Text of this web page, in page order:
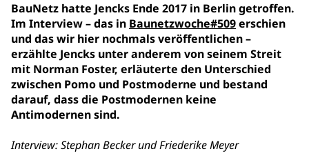
BauNetz hatte Jencks Ende 2017 in Berlin getroffen.
Im Interview – das in Baunetzwoche#509erschien
und das wir hier nochmals veröffentlichen –
erzählte Jencks unter anderem von seinem Streit
mit Norman Foster, erläuterte den Unterschied
zwischen Pomo und Postmoderne und bestand
darauf, dass die Postmodernen keine
Antimodernen sind.
Interview: Stephan Becker und Friederike Meyer